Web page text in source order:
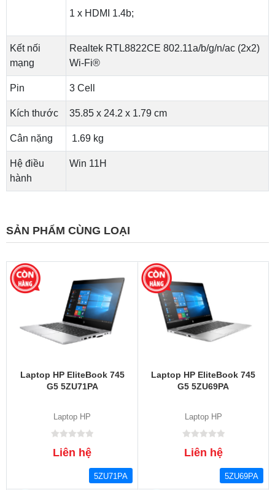
1 x HDMI 1.4b;
Kết nối
mạng
Realtek RTL8822CE 802.11a/b/g/n/ac (2x2)
Wi-Fi®
Pin 3 Cell
Kích thước 35.85 x 24.2 x 1.79 cm
Cân nặng 1.69 kg
Hệ điều
hành
Win 11H
SẢN PHẨM CÙNG LOẠI
Laptop HP EliteBook 745
G5 5ZU71PA
Laptop HP
Liên hệ
5ZU71PA
Laptop HP EliteBook 745
G5 5ZU69PA
Laptop HP
Liên hệ
5ZU69PA